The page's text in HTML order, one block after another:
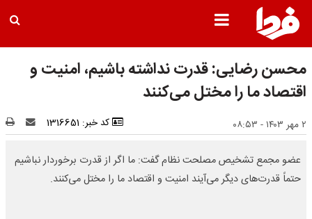
محسن رضایی: قدرت نداشته باشیم، امنیت و
اقتصاد ما را مختل می‌کنند
۲ مهر ۱۴۰۳ - ۰۸:۵۳ کد خبر: 1316651
عضو مجمع تشخیص مصلحت نظام گفت: ما اگر از قدرت برخوردار نباشیم
حتماً قدرت‌های دیگر می‌آیند امنیت و اقتصاد ما را مختل می‌کنند.